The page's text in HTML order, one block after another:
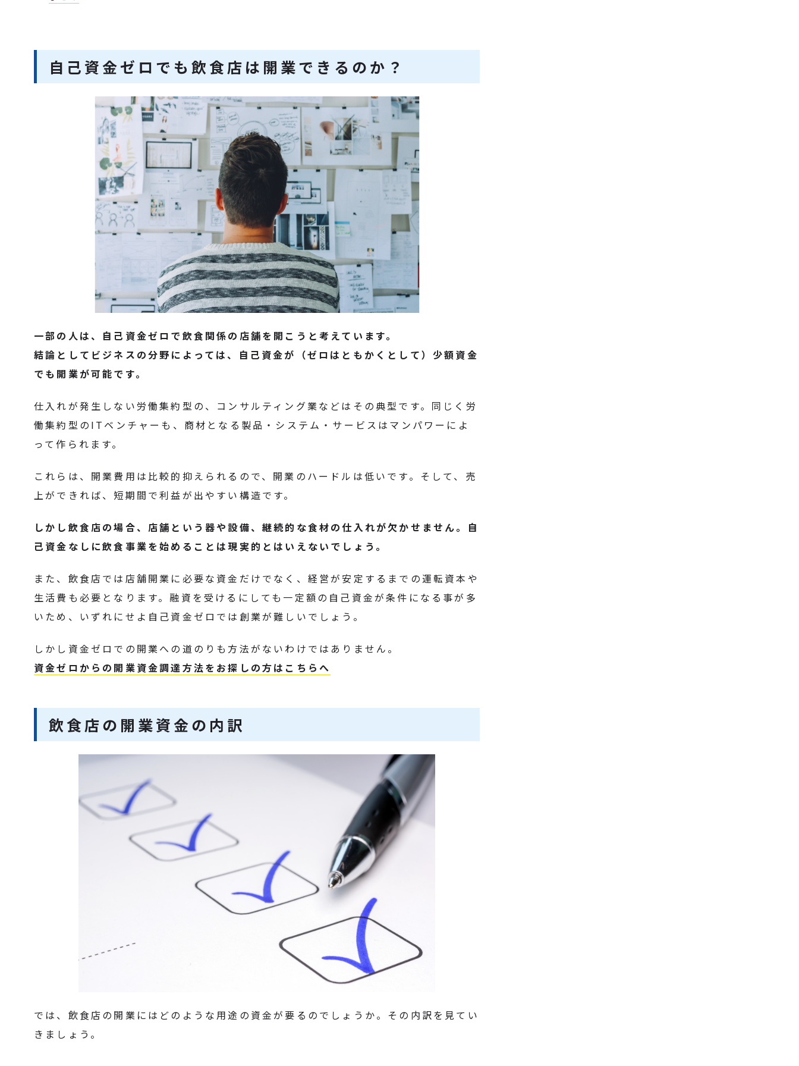
自己資金ゼロでも飲食店は開業できるのか？
一部の人は、自己資金ゼロで飲食関係の店舗を開こうと考えています。
結論としてビジネスの分野によっては、自己資金が（ゼロはともかくとして）少額資金
でも開業が可能です。
仕入れが発生しない労働集約型の、コンサルティング業などはその典型です。同じく労
働集約型のITベンチャーも、商材となる製品・システム・サービスはマンパワーによ
って作られます。
これらは、開業費用は比較的抑えられるので、開業のハードルは低いです。そして、売
上ができれば、短期間で利益が出やすい構造です。
しかし飲食店の場合、店舗という器や設備、継続的な食材の仕入れが欠かせません。自
己資金なしに飲食事業を始めることは現実的とはいえないでしょう。
また、飲食店では店舗開業に必要な資金だけでなく、経営が安定するまでの運転資本や
生活費も必要となります。融資を受けるにしても一定額の自己資金が条件になる事が多
いため、いずれにせよ自己資金ゼロでは創業が難しいでしょう。
しかし資金ゼロでの開業への道のりも方法がないわけではありません。
資金ゼロからの開業資金調達方法をお探しの方はこちらへ
飲食店の開業資金の内訳
では、飲食店の開業にはどのような用途の資金が要るのでしょうか。その内訳を見てい
きましょう。